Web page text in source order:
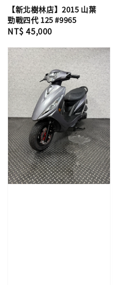
【新北樹林店】2015 山葉
勁戰四代 125 #9965
Regular
NT$ 45,000